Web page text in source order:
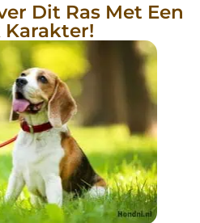
Dit Ras Met Een
Karakter!